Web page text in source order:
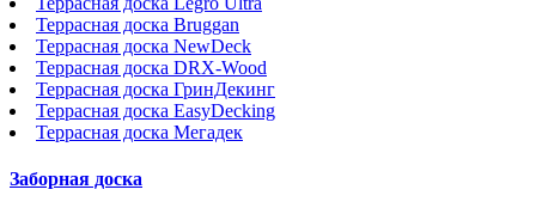
Террасная доска Bruggan
Террасная доска NewDeck
Террасная доска DRX-Wood
Террасная доска ГринДекинг
Террасная доска EasyDecking
Террасная доска Мегадек
Заборная доска